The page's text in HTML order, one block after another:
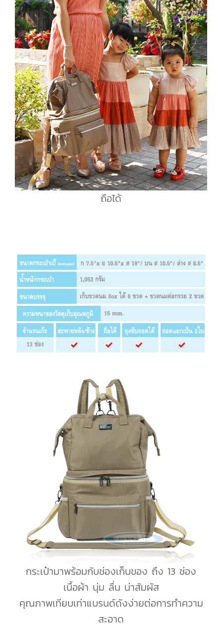
ถือได้
กระเป๋ามาพร้อมกับช่องเก็บของ ถึง 13 ช่อง
เนื้อผ้า นุ่ม ลื่น น่าสัมผัส
คุณภาพเทียบเท่าแบรนด์ดังง่ายต่อการทำความ
สะอาด